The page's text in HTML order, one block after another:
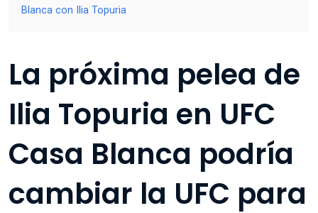
Blanca con Ilia Topuria
La próxima pelea de
Ilia Topuria en UFC
Casa Blanca podría
cambiar la UFC para